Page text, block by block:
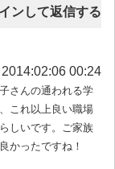
ンして返信する
2014:02:06 00:24
さんの通われる学
これ以上良い職場
しいです。ご家族
かったですね！